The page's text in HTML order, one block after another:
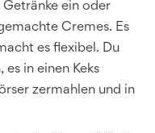
Getränke ein oder
Cremes. Es
es flexibel. Du
es in einen Keks
zermahlen und in